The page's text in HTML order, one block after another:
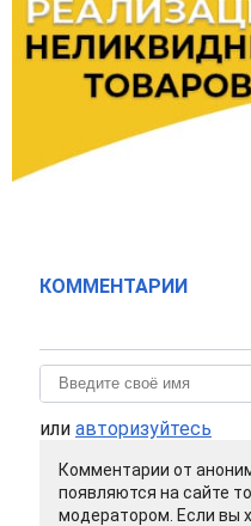
КОММЕНТАРИИ
или авторизуйтесь
Комментарии от
появляются на сайте
модератором. Если вы